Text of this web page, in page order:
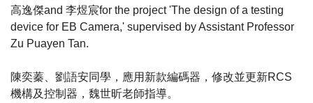
高逸傑and 李煜宸for the project 'The design of a testing
device for EB Camera,' supervised by Assistant Professor
Zu Puayen Tan.
陳奕蓁、劉語安同學，應用新款編碼器，修改並更新RCS
機構及控制器，魏世昕老師指導。